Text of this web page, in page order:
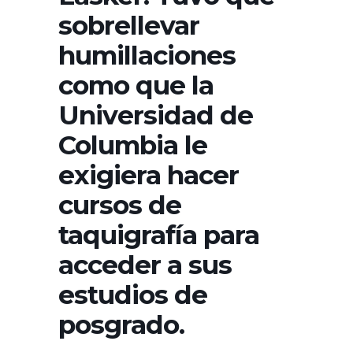
sobrellevar
humillaciones
como que la
Universidad de
Columbia le
exigiera hacer
cursos de
taquigrafía para
acceder a sus
estudios de
posgrado.